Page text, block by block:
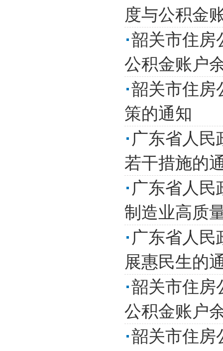
度与公积金
韶关市住房
公积金账户
韶关市住房
策的通知
广东省人民
若干措施的
广东省人民
制造业高质
广东省人民
展惠民生的
韶关市住房
公积金账户
韶关市住房